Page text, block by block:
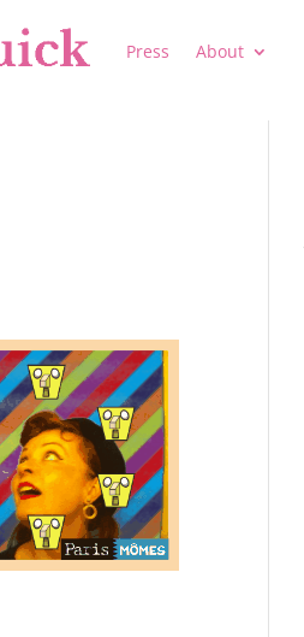
Press About